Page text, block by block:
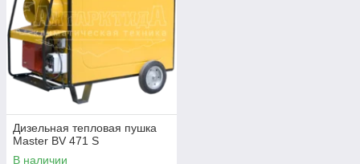
Дизельная тепловая пушка
Master BV 471 S
В наличии